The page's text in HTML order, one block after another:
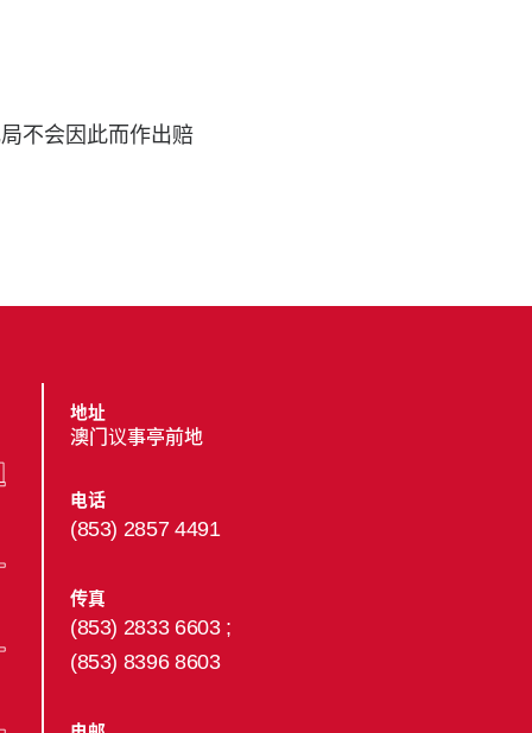
不会因此而作出赔
地址
澳门议事亭前地
电话
(853) 2857 4491
传真
(853) 2833 6603 ;
(853) 8396 8603